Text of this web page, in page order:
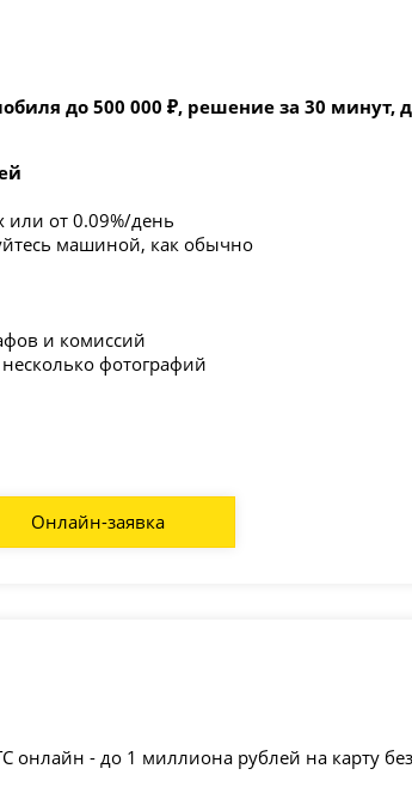
до 500 000 ₽, решение за 30 минут,
или от 0.09%/день
машиной, как обычно
и комиссий
фотографий
Онлайн-заявка
онлайн - до 1 миллиона рублей на карту